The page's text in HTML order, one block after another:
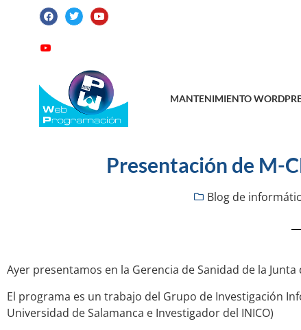
MANTENIMIENTO
Presentación de M-
Blog de
Ayer presentamos en la Gerencia de Sanidad de la
El programa es un trabajo del Grupo de Investigación
Universidad de Salamanca e Investigador del INICO)